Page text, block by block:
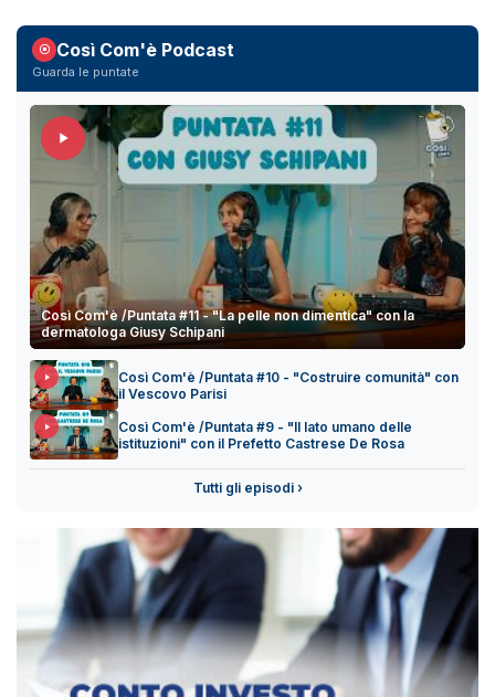
Così Com'è Podcast
Guarda le puntate
Così Com'è /Puntata #11 - "La pelle non dimentica" con la
dermatologa Giusy Schipani
Così Com'è /Puntata #10 - "Costruire comunità" con
il Vescovo Parisi
Così Com'è /Puntata #9 - "Il lato umano delle
istituzioni" con il Prefetto Castrese De Rosa
Tutti gli episodi ›